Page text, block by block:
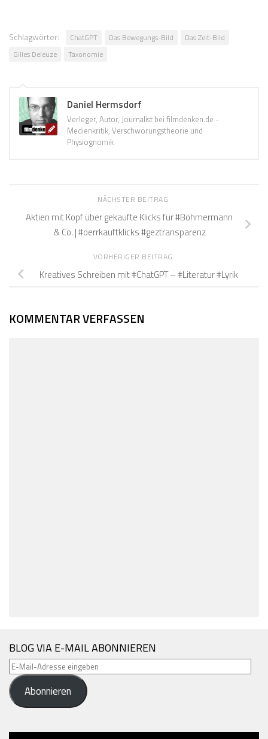
Schlagwörter: ChatGPT Das Bewegungs-Bild
Das Zeit-Bild
Gilles Deleuze
Taxonomie
Daniel Hermsdorf
Verleger, Autor, Journalist bei filmdenken.de -
Medienkritik, Verschwörungstheorie und
Physiognomik
NÄCHSTER BEITRAG
Aktien mit Kopf über gekaufte Klicks für #Böhmermann
& Co. | #oerrkauftklicks #geztransparenz
VORHERIGER BEITRAG
Kreatives Schreiben mit #ChatGPT – #Literatur #Lyrik
KOMMENTAR VERFASSEN
BLOG VIA E-MAIL ABONNIEREN
E-
Mail-
Adresse
eingeben
Abonnieren